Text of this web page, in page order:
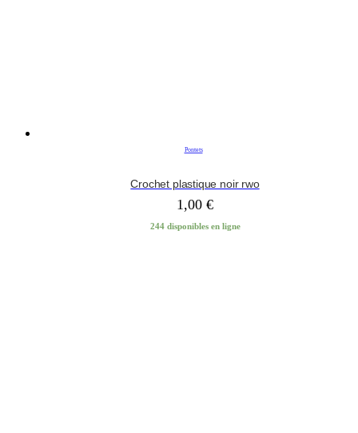
Pontets
Crochet plastique noir rwo
1,00 €
244 disponibles en ligne